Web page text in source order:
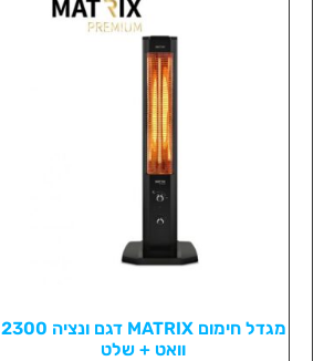
מגדל חימום MATRIX דגם ונציה 2300
וואט + שלט